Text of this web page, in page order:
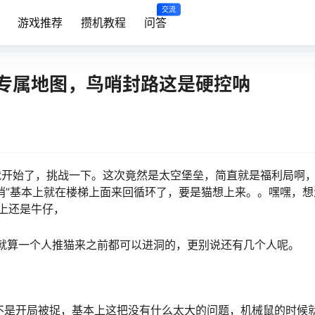
游戏推荐 攒机教程 问答
交流
属地图，鸟哨封路这是硬控呐
始了，挑战一下。这次竟然是太空堡垒，简直就是福利局啊
基本上就在楼梯上面来回循环了，要是猫想上来。。嘿嘿，
是牛仔，
一个人推猫来之前都可以进洞的，更别说还有几个人呢。
开局被捉，基本上这把没有什么太大的问题，机械鼠的时候